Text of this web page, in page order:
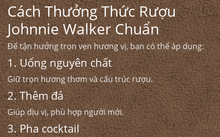
Cách Thưởng Thức Rượu
Johnnie Walker Chuẩn
Để tận hưởng trọn vẹn hương vị, bạn có thể áp dụng:
1. Uống nguyên chất
Giữ trọn hương thơm và cấu trúc rượu.
2. Thêm đá
Giúp dịu vị, phù hợp người mới.
3. Pha cocktail